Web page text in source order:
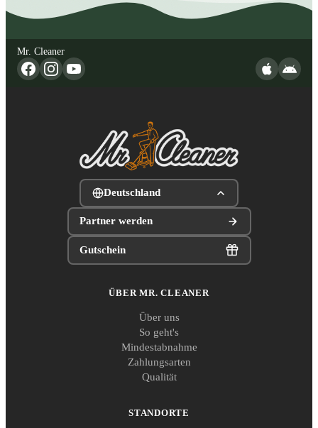
Mr. Cleaner
Deutschland
Partner werden
Gutschein
ÜBER MR. CLEANER
Über uns
So geht's
Mindestabnahme
Zahlungsarten
Qualität
STANDORTE